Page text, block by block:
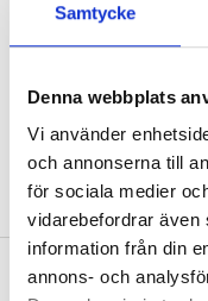
Samtycke
Denna webbplats
Vi använder
och annonserna till
för sociala medier
vidarebefordrar även
information från din
annons- och
Square drive socket
Teeth
About the